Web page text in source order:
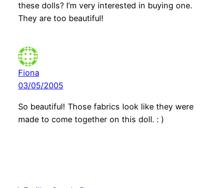
these dolls? I’m very interested in buying one.
They are too beautiful!
Fiona
03/05/2005
So beautiful! Those fabrics look like they were
made to come together on this doll. : )